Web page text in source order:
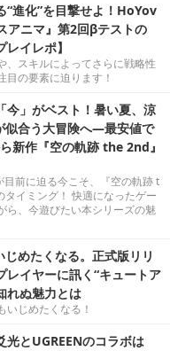
“進化”を目撃せよ！HoYov
アニマ』第2回βテストの
レイレポ】
、スキルによってさらに戦略性
目の要素に迫ります！
今」がベスト！暑い夏、涼
似合う大冒険へ―最安値で
新作『空の軌跡 the 2nd』
目前に迫る今こそ、『空の軌跡 t
イミング！ 快適になったゲー
ら、今遊びたい本シリーズの魅
めたくなる。正式版リリ
レイヤーに訊く“キュートア
れぬ魅力とは
いじめたくなる！
光とUGREENのコラボは